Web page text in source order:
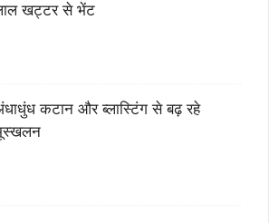
खट्टर से भेंट
कटान और ब्लास्टिंग से बढ़ रहे